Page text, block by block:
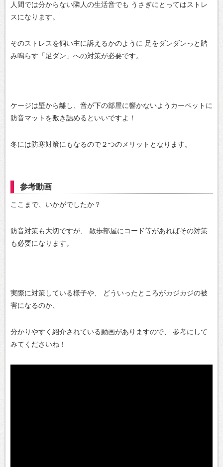
人間では分からない隣人の生活音でも うさぎにとってはストレ
スになります。
そのストレスを飼い主に訴えるかのように 足をダンダンっと踏
み鳴らす「足ダン」への対策が必要です。
ケージは壁から離し、音が下の部屋に響かないようカーペットに
防音マットを敷き詰めるといいですよ！
冬には防寒対策にもなるので２つのメリットとなります。
参考動画
ここまで、いかがでしたか？
防音対策も大切ですが、
散歩部屋にコード等があればその対策
も必要になります。
実際に対策している様子や、
どういったところがカジカジの被
害になるのか、
分かりやすく紹介されている動画がありますので、
参考にして
みてくださいね！